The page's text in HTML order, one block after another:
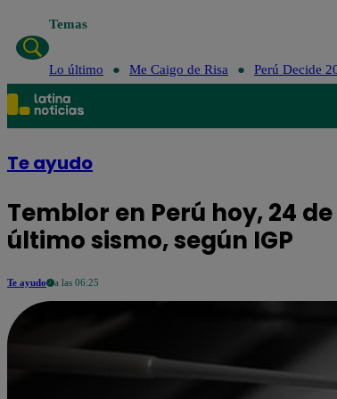
Temas
Lo último Me Caigo de Risa Perú Decide
Te ayudo
Temblor en Perú hoy, 24
último sismo, según IGP
Te ayudo a las 06:25